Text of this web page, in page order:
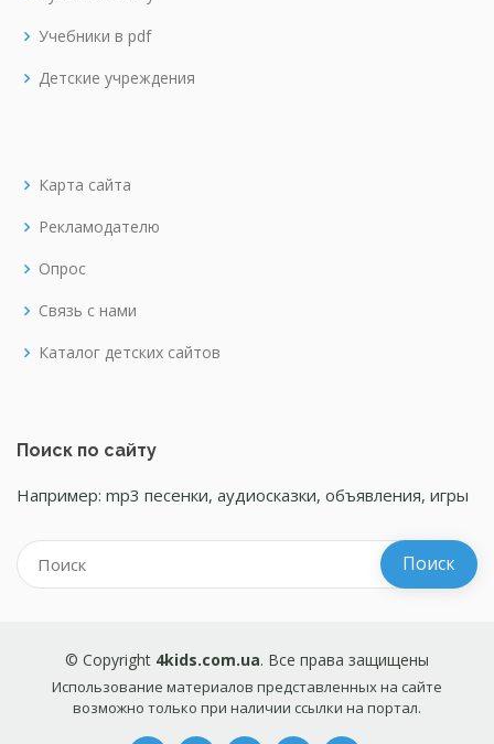
Учебники в pdf
Детские учреждения
Карта сайта
Рекламодателю
Опрос
Связь с нами
Каталог детских сайтов
Поиск по сайту
Например: mp3 песенки, аудиосказки, объявления, игры
© Copyright 4kids.com.ua. Все права защищены
Использование материалов представленных на сайте
возможно только при наличии ссылки на портал.